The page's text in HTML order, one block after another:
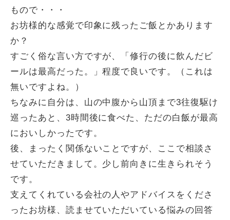
もので・・・
お坊様的な感覚で印象に残ったご飯とかあります
か？
すごく俗な言い方ですが、「修行の後に飲んだビ
ールは最高だった。」程度で良いです。（これは
無いですよね。）
ちなみに自分は、山の中腹から山頂まで3往復駆け
巡ったあと、3時間後に食べた、ただの白飯が最高
においしかったです。
後、まったく関係ないことですが、ここで相談さ
せていただきまして。少し前向きに生きられそう
です。
支えてくれている会社の人やアドバイスをくださ
ったお坊様、読ませていただいている悩みの回答